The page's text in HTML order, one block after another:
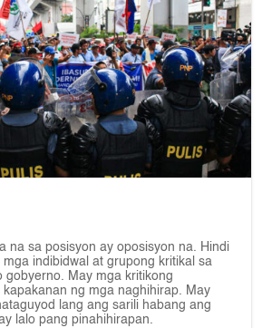
na sa posisyon ay oposisyon na. Hindi
indibidwal at grupong kritikal sa
gobyerno. May mga kritikong
kapakanan ng mga naghihirap. May
lang ang sarili habang ang
lalo pang pinahihirapan.